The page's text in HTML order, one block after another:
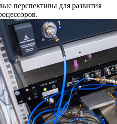
перспективы для развития